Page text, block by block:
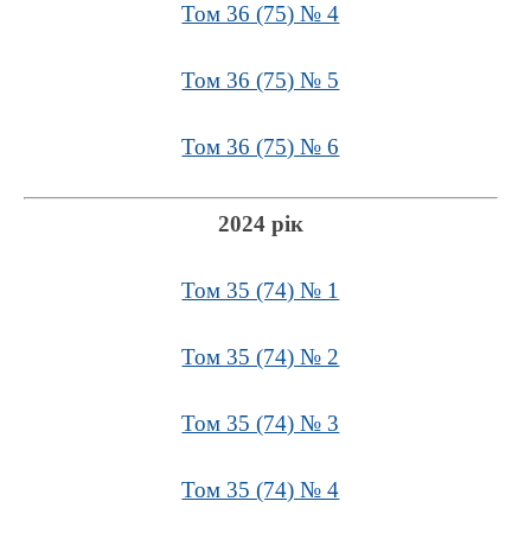
Том 36 (75) № 4
Том 36 (75) № 5
Том 36 (75) № 6
2024 рік
Том 35 (74) № 1
Том 35 (74) № 2
Том 35 (74) № 3
Том 35 (74) № 4